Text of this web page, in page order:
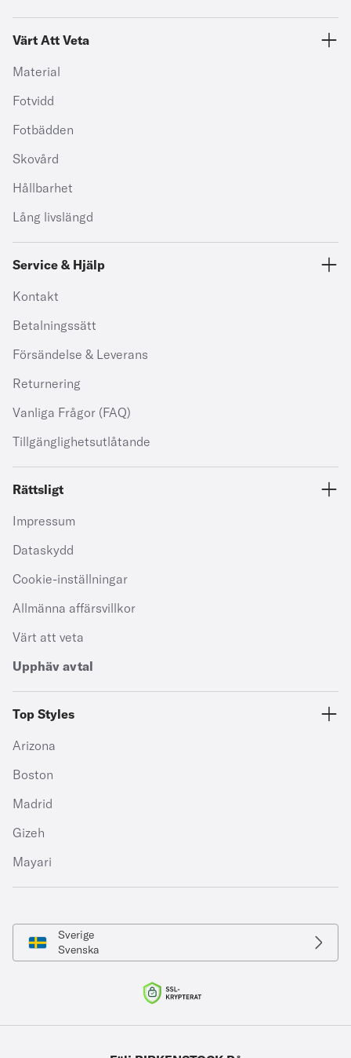
Värt Att Veta
Material
Fotvidd
Fotbädden
Skovård
Hållbarhet
Lång livslängd
Service & Hjälp
Kontakt
Betalningssätt
Försändelse & Leverans
Returnering
Vanliga Frågor (FAQ)
Tillgänglighetsutlåtande
Rättsligt
Impressum
Dataskydd
Cookie-inställningar
Allmänna affärsvillkor
Värt att veta
Upphäv avtal
Top Styles
Arizona
Boston
Madrid
Gizeh
Mayari
Sverige
Svenska